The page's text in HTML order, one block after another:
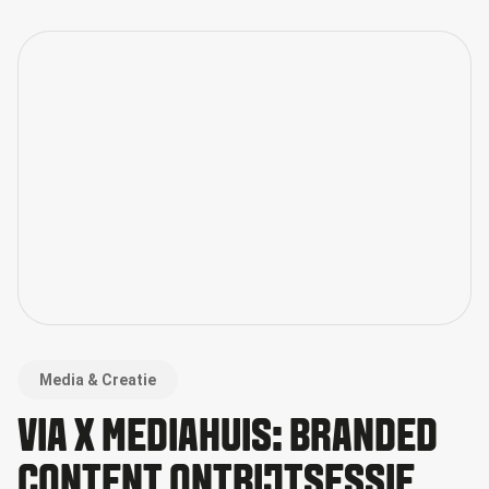
Media & Creatie
VIA X MEDIAHUIS: BRANDED